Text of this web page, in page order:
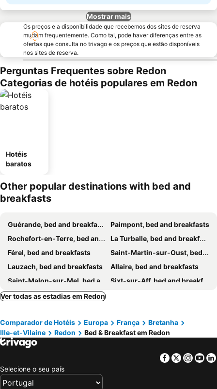
Mostrar mais
Os preços e a disponibilidade que recebemos dos sites de reserva
mudam frequentemente. Como tal, pode haver diferenças entre as
ofertas que consulta no trivago e os preços que estão disponíveis
nos sites de reserva.
Perguntas Frequentes sobre Redon
Categorias de hotéis populares em Redon
Hotéis
baratos
Other popular destinations with bed and
breakfasts
Guérande, bed and breakfasts
Paimpont, bed and breakfasts
Rochefort-en-Terre, bed and breakfasts
La Turballe, bed and breakfasts
Férel, bed and breakfasts
Saint-Martin-sur-Oust, bed and breakfasts
Lauzach, bed and breakfasts
Allaire, bed and breakfasts
Saint-Malon-sur-Mel, bed and breakfasts
Sixt-sur-Aff, bed and breakfasts
Pontchâteau, bed and breakfasts
Malansac, bed and breakfasts Saint-Nazaire, bed and breakfasts
Lohéac, bed and breakfasts
Pipriac, bed and breakfasts
Ambon, bed and breakfasts
Ploërmel, bed and breakfasts
La Gacilly, bed and breakfasts
Orgères, bed and breakfasts
Ver todas as estadias em Redon
Comparador de Hotéis Europa França
Bretanha
Ille-et-Vilaine
Redon Bed & Breakfast em Redon
Facebook
Twitter
Selecione o seu país